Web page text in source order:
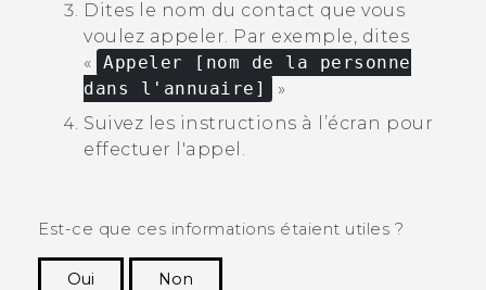
Dites le nom du contact que vous
voulez appeler. Par exemple, dites
« Appeler [nom de la personne
dans l'annuaire]
»
Suivez les instructions à l’écran pour
effectuer l'appel.
Est-ce que ces informations étaient utiles ?
Oui
Non